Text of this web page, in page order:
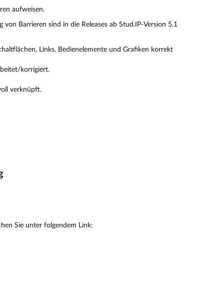
aufweisen.
Barrieren sind in die Releases ab Stud.IP-Version 5.1
Links, Bedienelemente und Grafiken korrekt
korrigiert.
verknüpft.
Sie unter folgendem Link: